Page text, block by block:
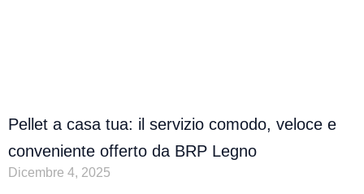
Pellet a casa tua: il servizio comodo, veloce e
conveniente offerto da BRP Legno
Dicembre 4, 2025